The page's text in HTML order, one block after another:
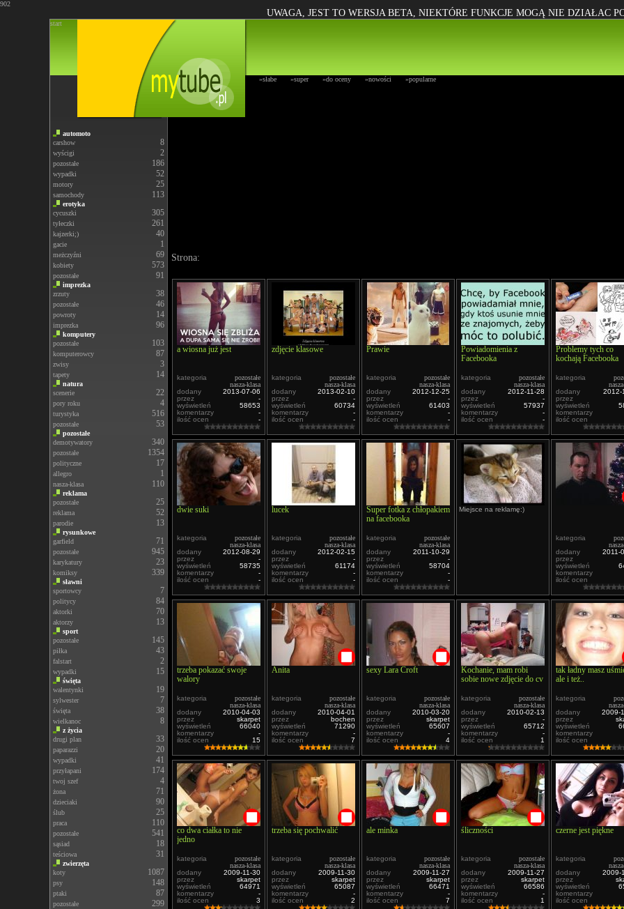
902
UWAGA, JEST TO WERSJA BETA, NIEKTÓRE FUNKCJE MOGĄ NIE DZIAŁAC
start
»słabe »super »do oceny »nowości »popularne
automoto
carshow
8
wyścigi 2
pozostałe 186
wypadki 52
motory 25
samochody 113
erotyka
cycuszki
305
tyłeczki 261
kajzerki;) 40
gacie 1
meżczyźni 69
kobiety 573
pozostałe 91
imprezka
zrzuty
38
pozostałe 46
powroty 14
imprezka 96
komputery
pozostałe
103
komputerowcy 87
zwisy 3
tapety 14
natura
scenerie
22
pory roku 4
turystyka 516
pozostałe 53
pozostałe
demotywatory
340
pozostałe 1354
polityczne 17
allegro 1
nasza-klasa 110
reklama
pozostałe
25
reklama 52
parodie 13
rysunkowe
garfield
71
pozostałe 945
karykatury 23
komiksy 339
sławni
sportowcy
7
politycy 84
aktorki 70
aktorzy 13
sport
pozostałe
145
piłka 43
falstart 2
wypadki 15
święta
walentynki
19
sylwester 7
święta 38
wielkanoc 8
z życia
drugi plan
33
paparazzi 20
wypadki 41
przyłapani 174
twoj szef 4
żona 71
dzieciaki 90
ślub 25
praca 110
pozostałe 541
sąsiad 18
teściowa 31
zwierzęta
koty
1087
psy 148
ptaki 87
pozostałe 299
Strona:
a wiosna już jest
kategoria
pozostałe
nasza-klasa
dodany
2013-07-06
przez
-
wyświetleń
58653
komentarzy
-
ilość ocen
-
zdjęcie klasowe
kategoria
pozostałe
nasza-klasa
dodany
2013-02-10
przez
-
wyświetleń
60734
komentarzy
-
ilość ocen
-
Prawie
kategoria
pozostałe
nasza-klasa
dodany
2012-12-25
przez
-
wyświetleń
61403
komentarzy
-
ilość ocen
-
Powiadomienia z
Facebooka
kategoria
pozostałe
nasza-klasa
dodany
2012-11-28
przez
-
wyświetleń
57937
komentarzy
-
ilość ocen
-
Problemy tych co
kochają Facebooka
kategoria
dodany
2012-
przez
wyświetleń
komentarzy
ilość ocen
dwie suki
kategoria
pozostałe
nasza-klasa
dodany
2012-08-29
przez
-
wyświetleń
58735
komentarzy
-
ilość ocen
-
lucek
kategoria
pozostałe
nasza-klasa
dodany
2012-02-15
przez
-
wyświetleń
61174
komentarzy
-
ilość ocen
-
Super fotka z chłopakiem
na facebooka
kategoria
pozostałe
nasza-klasa
dodany
2011-10-29
przez
-
wyświetleń
58704
komentarzy
-
ilość ocen
-
Miejsce na reklamę:)
kategoria
dodany
2011-
przez
wyświetleń
komentarzy
ilość ocen
trzeba pokazać swoje
walory
kategoria
pozostałe
nasza-klasa
dodany
2010-04-03
przez
skarpet
wyświetleń
66040
komentarzy
-
ilość ocen
15
Anita
kategoria
pozostałe
nasza-klasa
dodany
2010-04-01
przez
bochen
wyświetleń
71290
komentarzy
-
ilość ocen
7
sexy Lara Croft
kategoria
pozostałe
nasza-klasa
dodany
2010-03-20
przez
skarpet
wyświetleń
65607
komentarzy
-
ilość ocen
4
Kochanie, mam robi
sobie nowe zdjęcie do cv
kategoria
pozostałe
nasza-klasa
dodany
2010-02-13
przez
-
wyświetleń
65712
komentarzy
-
ilość ocen
1
tak ładny masz
ale i też..
kategoria
dodany
2009-
przez
wyświetleń
komentarzy
ilość ocen
co dwa ciałka to nie
jedno
kategoria
pozostałe
nasza-klasa
dodany
2009-11-30
przez
skarpet
wyświetleń
64971
komentarzy
-
ilość ocen
3
trzeba się pochwalić
kategoria
pozostałe
nasza-klasa
dodany
2009-11-30
przez
skarpet
wyświetleń
65087
komentarzy
-
ilość ocen
2
ale minka
kategoria
pozostałe
nasza-klasa
dodany
2009-11-27
przez
skarpet
wyświetleń
66471
komentarzy
-
ilość ocen
7
śliczności
kategoria
pozostałe
nasza-klasa
dodany
2009-11-27
przez
skarpet
wyświetleń
66586
komentarzy
-
ilość ocen
1
czerne jest piękne
kategoria
dodany
2009-
przez
wyświetleń
komentarzy
ilość ocen